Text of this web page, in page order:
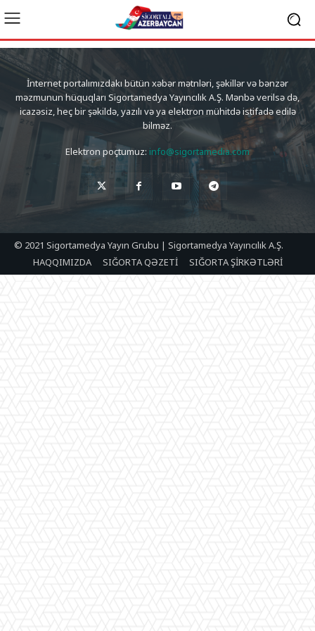
İnternet portalımızdakı bütün xəbər mətnləri, şəkillər və bənzər
məzmunun hüquqları Sigortamedya Yayıncılık A.Ş. Mənbə verilsə də,
icazəsiz, heç bir şəkildə, yazılı və ya elektron mühitdə istifadə edilə
bilməz.
Elektron poçtumuz: info@sigortamedia.com
© 2021 Sigortamedya Yayın Grubu | Sigortamedya Yayıncılık A.Ş.
HAQQIMIZDA
SIĞORTA QƏZETİ SIĞORTA ŞİRKƏTLƏRİ